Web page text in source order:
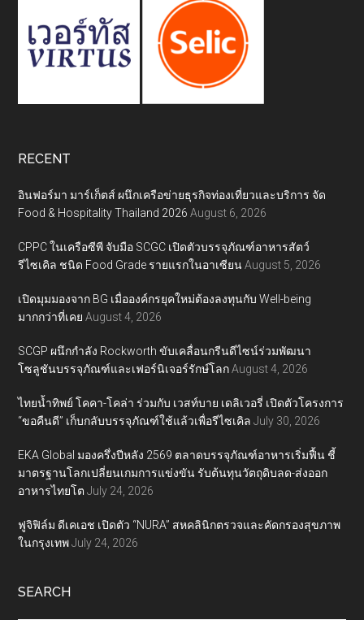
RECENT
อินฟอร์มา มาร์เก็ตส์ ผนึกเครือข่ายธุรกิจท่องเที่ยวและบริการ จัด
Food & Hospitality Thailand 2026 August 6, 2026
CPPC ในเครือซีพี จับมือ SCGC เปิดตัวบรรจุภัณฑ์อาหารสัตว์
รีไซเคิล ชนิด Food Grade รายแรกในอาเซียน August 5, 2026
เปิดมุมมองจาก BG เมื่อองค์กรยุคใหม่ต้องลงทุนกับ Well-being
มากกว่าที่เคย August 4, 2026
SCGP ผนึกกำลัง Rockworth ขับเคลื่อนกรีนดีไซน์ร่วมพัฒนา
โซลูชันบรรจุภัณฑ์และเฟอร์นิเจอร์รักษ์โลก August 4, 2026
ไทยน้ำทิพย์ โคคา-โคล่า ร่วมกับ เวสท์บาย เดลิเวอรี่ เปิดตัวโครงการ
“ขอคืนดี” เก็บกลับบรรจุภัณฑ์ใช้แล้วเพื่อรีไซเคิล July 30, 2026
EKA Global มองครึ่งปีหลัง 2569 ตลาดบรรจุภัณฑ์อาหารเริ่มฟื้น ชี้
มาตรฐานโลกเปลี่ยนเกมการแข่งขัน รับต้นทุนวัตถุดิบลด-ส่งออก
อาหารไทยโต July 24, 2026
ฟูจิฟิล์ม ดีเคเอช เปิดตัว “NURA” สหคลินิกตรวจและคัดกรองสุขภาพ
ในกรุงเทพ July 24, 2026
SEARCH